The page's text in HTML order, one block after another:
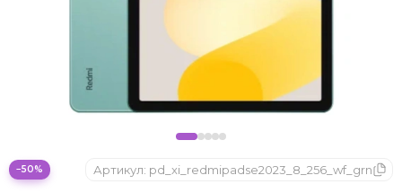
Nintendo
ONYX BOOX
−50% Артикул: pd_xi_redmipadse2023_8_256_wf_grn